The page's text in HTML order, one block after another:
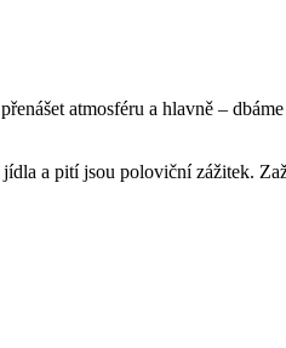
atmosféru a hlavně –
a pití jsou poloviční zážitek.